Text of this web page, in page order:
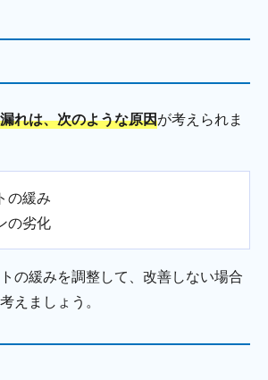
れは、次のような原因が考えられま
の緩み
の劣化
の緩みを調整して、改善しない場合
えましょう。